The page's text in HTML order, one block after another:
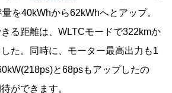
を40kWhから62kWhへとアップ。
る距離は、WLTCモードで322kmか
た。同時に、モーター最高出力も1
と68psもアップしたの
ができます。